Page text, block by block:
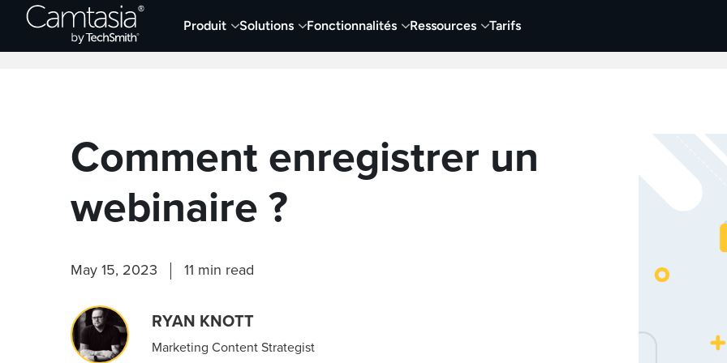
Passer
directement
Produit Solutions Fonctionnalités Ressources Tarifs
Derniers articles Capture et enregistrement vidéo Vidéo Visuels
Comment enregistrer un
webinaire ?
May 15, 2023 11 min read
RYAN KNOTT
Marketing Content Strategist